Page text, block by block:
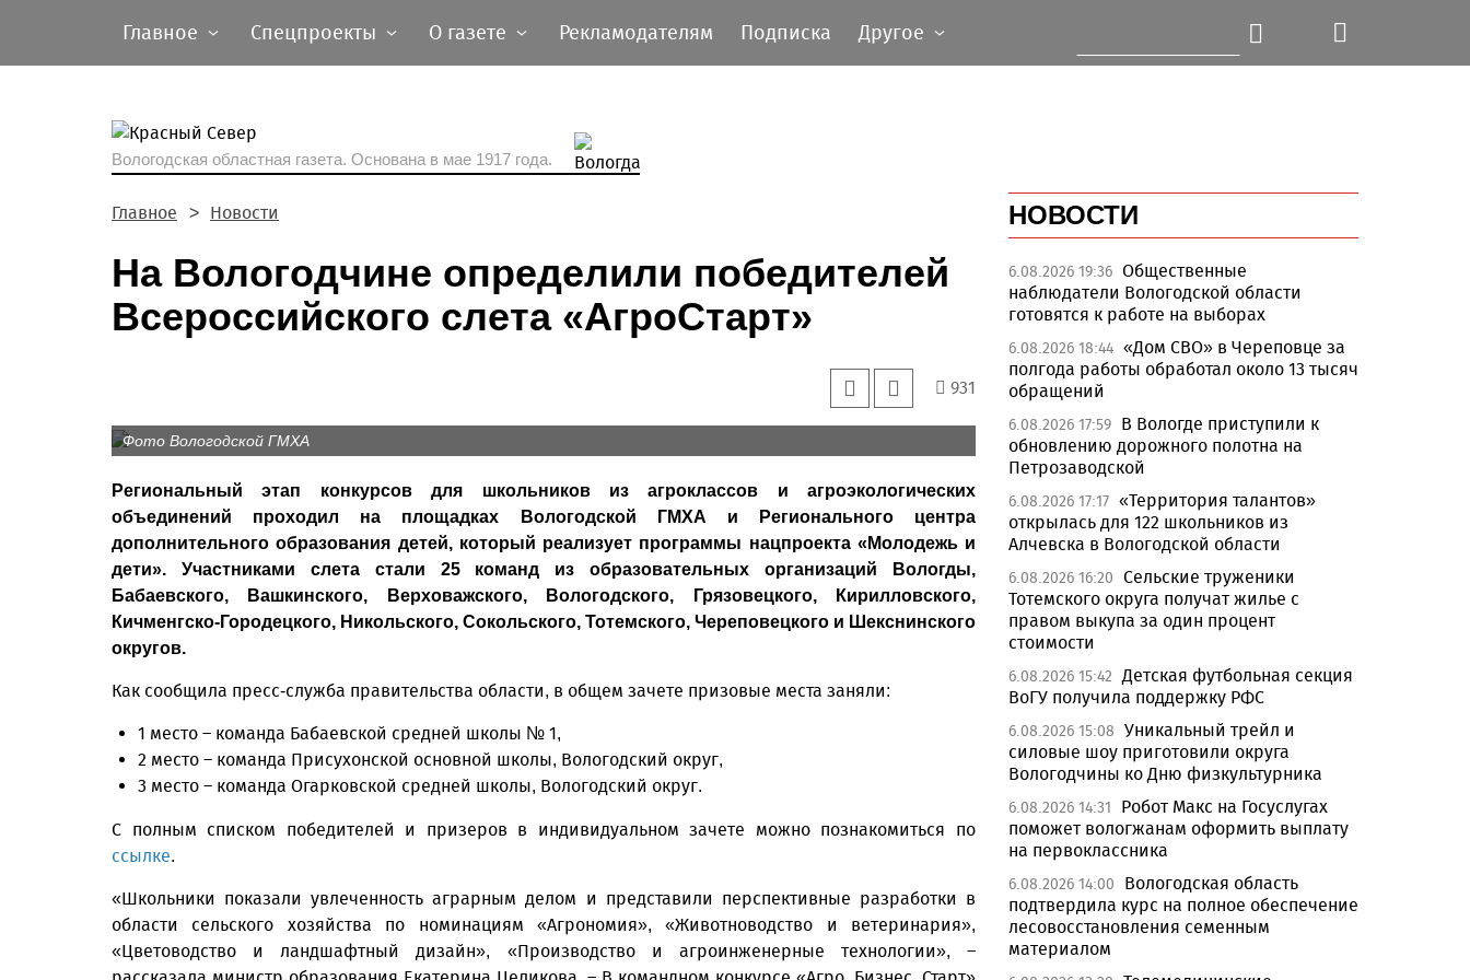
Главное Спецпроекты О газете Рекламодателям Подписка Другое
Вологодская областная газета. Основана в мае 1917 года.
Главное Новости
На Вологодчине определили победителей
Всероссийского слета «АгроСтарт»
931
Фото Вологодской ГМХА
Региональный этап конкурсов для школьников из агроклассов и агроэкологических
объединений проходил на площадках Вологодской ГМХА и Регионального центра
дополнительного образования детей, который реализует программы нацпроекта «Молодежь и
дети». Участниками слета стали 25 команд из образовательных организаций Вологды,
Бабаевского, Вашкинского, Верховажского, Вологодского, Грязовецкого, Кирилловского,
Кичменгско-Городецкого, Никольского, Сокольского, Тотемского, Череповецкого и Шекснинского
округов.
Как сообщила пресс-служба правительства области, в общем зачете призовые места заняли:
1 место – команда Бабаевской средней школы № 1,
2 место – команда Присухонской основной школы, Вологодский округ,
3 место – команда Огарковской средней школы, Вологодский округ.
С полным списком победителей и призеров в индивидуальном зачете можно познакомиться по
ссылке.
«Школьники показали увлеченность аграрным делом и представили перспективные разработки в
области сельского хозяйства по номинациям «Агрономия», «Животноводство и ветеринария»,
«Цветоводство и ландшафтный дизайн», «Производство и агроинженерные технологии», –
НОВОСТИ
6.08.2026 19:36 Общественные
наблюдатели Вологодской области
готовятся к работе на выборах
6.08.2026 18:44 «Дом СВО» в Череповце за
полгода работы обработал около 13 тысяч
обращений
6.08.2026 17:59 В Вологде приступили к
обновлению дорожного полотна на
Петрозаводской
6.08.2026 17:17 «Территория талантов»
открылась для 122 школьников из
Алчевска в Вологодской области
6.08.2026 16:20 Сельские труженики
Тотемского округа получат жилье с
правом выкупа за один процент
стоимости
6.08.2026 15:42 Детская футбольная секция
ВоГУ получила поддержку РФС
6.08.2026 15:08 Уникальный трейл и
силовые шоу приготовили округа
Вологодчины ко Дню физкультурника
6.08.2026 14:31
Робот Макс на Госуслугах
поможет вологжанам оформить выплату
на первоклассника
6.08.2026 14:00
Вологодская область
подтвердила курс на полное обеспечение
лесовосстановления семенным
материалом